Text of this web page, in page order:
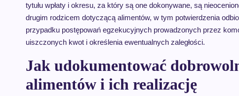
tytułu wpłaty i okresu, za który są one dokonywane, są
drugim rodzicem dotyczącą alimentów, w tym potwierdzenia
przypadku postępowań egzekucyjnych prowadzonych przez
uiszczonych kwot i określenia ewentualnych zaległości.
Jak udokumentować
alimentów i ich realizację